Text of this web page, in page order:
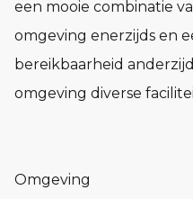
een mooie combinatie
omgeving enerzijds en
bereikbaarheid
omgeving diverse
Omgeving